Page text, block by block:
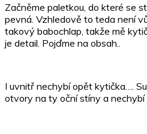
Začněme paletkou, do které se
pevná. Vzhledově to teda není
takový babochlap, takže mě
je detail. Pojďme na obsah..
I uvnitř nechybí opět kytička….
otvory na ty oční stíny a nechybí